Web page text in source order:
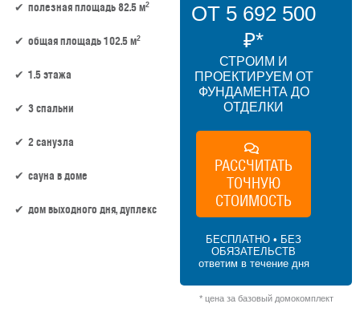
полезная площадь 82.5 м2
общая площадь 102.5 м2
1.5 этажа
3 спальни
2 санузла
сауна в доме
дом выходного дня, дуплекс
ОТ 5 692 500
₽*
СТРОИМ И
ПРОЕКТИРУЕМ ОТ
ФУНДАМЕНТА ДО
ОТДЕЛКИ
РАССЧИТАТЬ
ТОЧНУЮ
СТОИМОСТЬ
БЕСПЛАТНО • БЕЗ
ОБЯЗАТЕЛЬСТВ
ответим в течение дня
* цена за базовый домокомплект